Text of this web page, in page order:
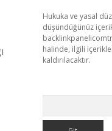
Hukuka ve yasal
düşündüğünüz
halinde, ilgili
kaldırılacaktır.